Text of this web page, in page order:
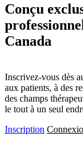
Conçu
Canada
Inscrivez-vous dès
aux patients, à des
des champs
le tout à un seul
Inscription